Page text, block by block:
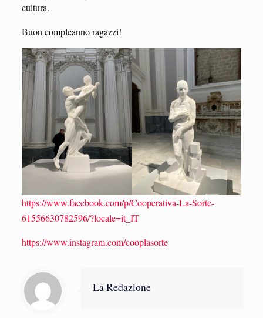
cultura.
Buon compleanno ragazzi!
https://www.facebook.com/p/Cooperativa-La-Sorte-
61556630782596/?locale=it_IT
https://www.instagram.com/cooplasorte
La Redazione